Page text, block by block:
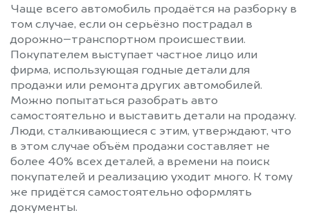
Чаще всего автомобиль продаётся на разборку в
том случае, если он серьёзно пострадал в
дорожно–транспортном происшествии.
Покупателем выступает частное лицо или
фирма, использующая годные детали для
продажи или ремонта других автомобилей.
Можно попытаться разобрать авто
самостоятельно и выставить детали на продажу.
Люди, сталкивающиеся с этим, утверждают, что
в этом случае объём продажи составляет не
более 40% всех деталей, а времени на поиск
покупателей и реализацию уходит много. К тому
же придётся самостоятельно оформлять
документы.